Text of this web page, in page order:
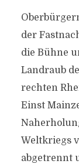
der
die Bühne
Landraub
rechten
Einst
Weltkriegs
abgetrennt